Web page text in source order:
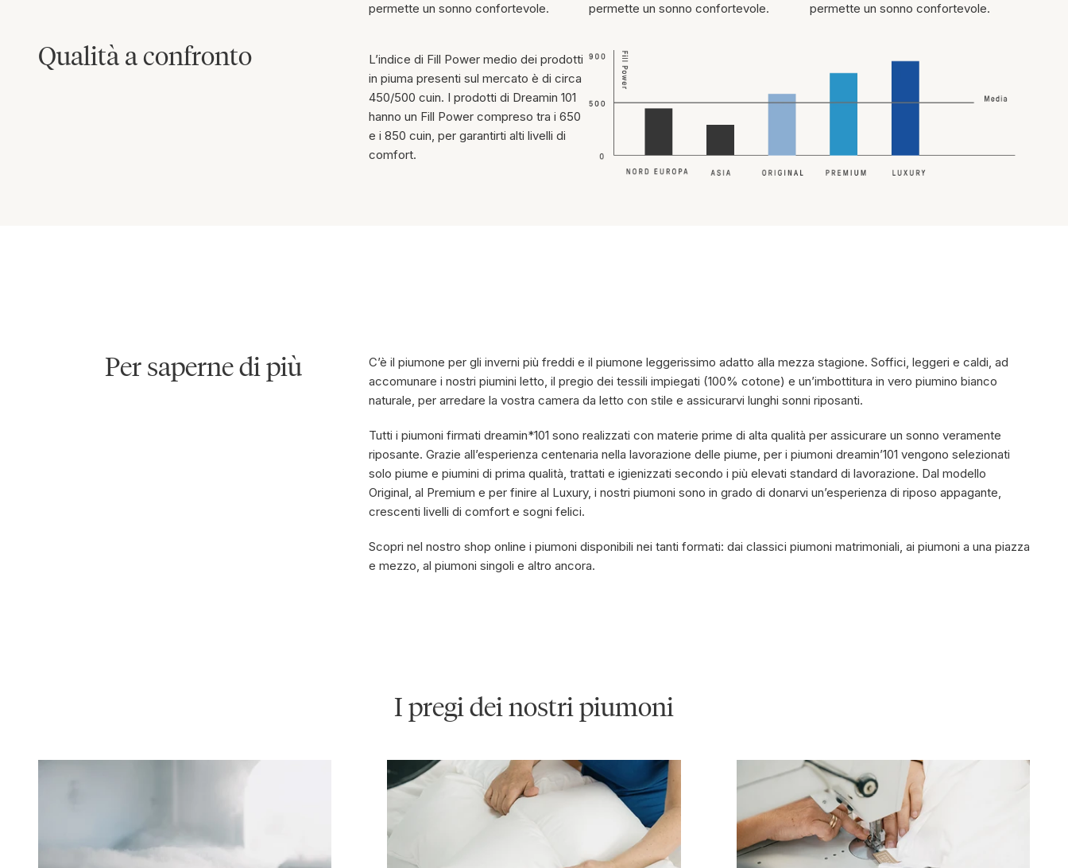
permette un sonno confortevole.
permette un sonno confortevole.
permette un sonno confortevole.
Qualità a confronto
L’indice di Fill Power medio dei prodotti
in piuma presenti sul mercato è di circa
450/500 cuin. I prodotti di Dreamin 101
hanno un Fill Power compreso tra i 650
e i 850 cuin, per garantirti alti livelli di
comfort.
Per saperne di più
C’è il piumone per gli inverni più freddi e il piumone leggerissimo adatto alla mezza stagione. Soffici, leggeri e caldi, ad
accomunare i nostri piumini letto, il pregio dei tessili impiegati (100% cotone) e un’imbottitura in vero piumino bianco
naturale, per arredare la vostra camera da letto con stile e assicurarvi lunghi sonni riposanti.
Tutti i piumoni firmati dreamin*101 sono realizzati con materie prime di alta qualità per assicurare un sonno veramente
riposante. Grazie all’esperienza centenaria nella lavorazione delle piume, per i piumoni dreamin’101 vengono selezionati
solo piume e piumini di prima qualità, trattati e igienizzati secondo i più elevati standard di lavorazione. Dal modello
Original, al Premium e per finire al Luxury, i nostri piumoni sono in grado di donarvi un’esperienza di riposo appagante,
crescenti livelli di comfort e sogni felici.
Scopri nel nostro shop online i piumoni disponibili nei tanti formati: dai classici piumoni matrimoniali, ai piumoni a una piazza
e mezzo, al piumoni singoli e altro ancora.
I pregi dei nostri piumoni